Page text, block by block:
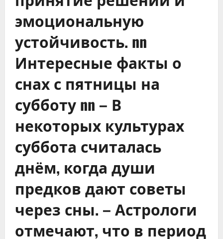
эмоциональную
устойчивость. nn
Интересные факты о
снах с пятницы на
субботу nn – В
некоторых культурах
суббота считалась
днём, когда души
предков дают советы
через сны. – Астрологи
отмечают, что в период